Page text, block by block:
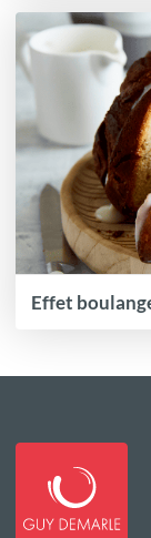
Effet